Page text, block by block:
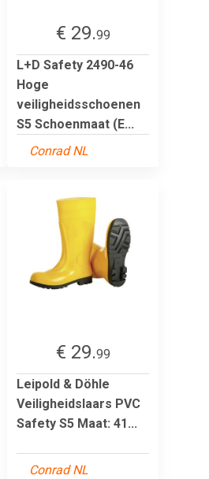
€ 29.99
L+D Safety 2490-46
Hoge
veiligheidsschoenen
S5 Schoenmaat (E...
Conrad NL
€ 29.99
Leipold & Döhle
Veiligheidslaars PVC
Safety S5 Maat: 41...
Conrad NL